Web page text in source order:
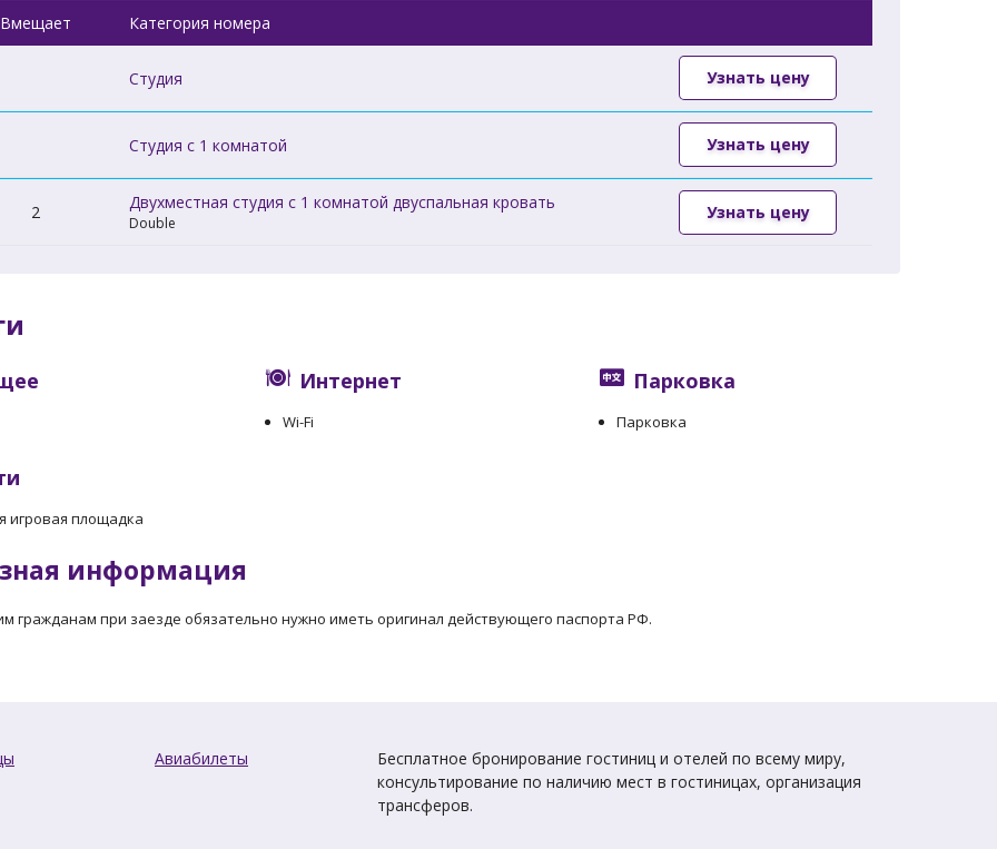
Вмещает Категория номера
Студия Узнать цену
Студия c 1 комнатой Узнать цену
2 Двухместная студия c 1 комнатой двуспальная кровать
Double
Узнать цену
Интернет
Wi-Fi
Парковка
Парковка
игровая площадка
информация
гражданам при заезде обязательно нужно иметь оригинал действующего паспорта РФ.
Авиабилеты
Бесплатное бронирование гостиниц и отелей по всему миру,
консультирование по наличию мест в гостиницах, организация
трансферов.